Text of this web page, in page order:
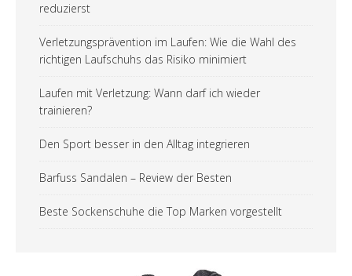
reduzierst
Verletzungsprävention im Laufen: Wie die Wahl des
richtigen Laufschuhs das Risiko minimiert
Laufen mit Verletzung: Wann darf ich wieder
trainieren?
Den Sport besser in den Alltag integrieren
Barfuss Sandalen – Review der Besten
Beste Sockenschuhe die Top Marken vorgestellt